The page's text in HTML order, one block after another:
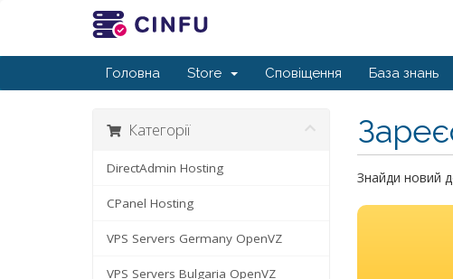
Головна Store Сповіщення База знань
Категорії
DirectAdmin Hosting
CPanel Hosting
VPS Servers Germany OpenVZ
VPS Servers Bulgaria OpenVZ
Знайди новий